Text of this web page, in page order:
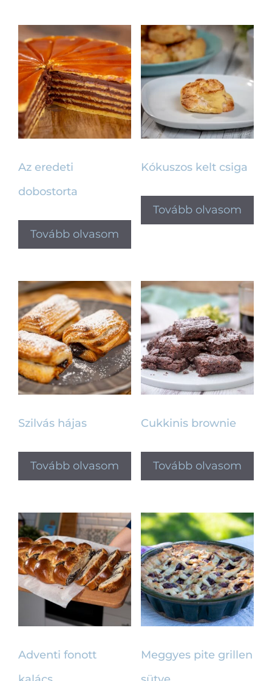
Az eredeti
dobostorta
Tovább olvasom
Kókuszos kelt csiga
Tovább olvasom
Szilvás hájas
Tovább olvasom
Cukkinis brownie
Tovább olvasom
Adventi fonott
Meggyes pite grillen